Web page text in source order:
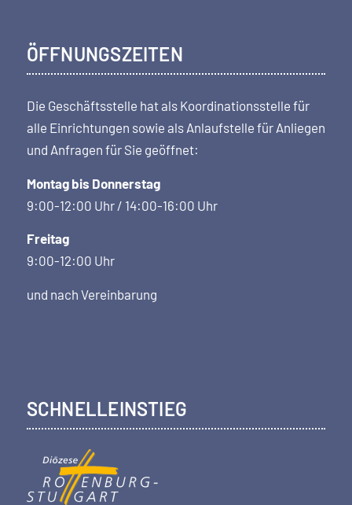
ÖFFNUNGSZEITEN
Die Geschäftsstelle hat als Koordi­nations­stelle für
alle Einrichtungen sowie als Anlaufstelle für Anliegen
und Anfragen für Sie geöffnet:
Montag bis Donnerstag
9:00-12:00 Uhr / 14:00-16:00 Uhr
Freitag
9:00-12:00 Uhr
und nach Vereinbarung
SCHNELLEINSTIEG